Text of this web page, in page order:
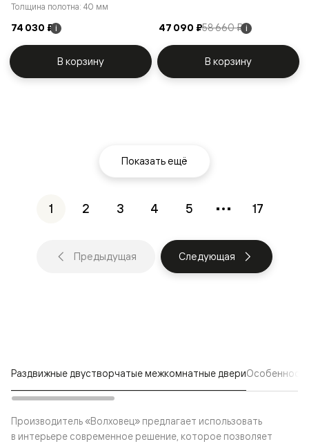
Толщина полотна: 40 мм
74 030 ₽ i
В корзину
47 090 ₽58 660 ₽ i
В корзину
Показать ещё
1 2 3 4 5 17
Предыдущая Следующая
Раздвижные двустворчатые межкомнатные двери
Производитель «Волховец» предлагает использовать
в интерьере современное решение, которое позволяет